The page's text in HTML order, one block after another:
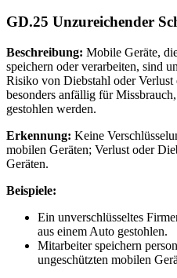
GD.25 Unzureichender
Beschreibung: Mobile Geräte,
speichern oder verarbeiten, sind
Risiko von Diebstahl oder Verlust
besonders anfällig für
gestohlen werden.
Erkennung: Keine
mobilen Geräten; Verlust oder
Geräten.
Beispiele:
Ein unverschlüsseltes
aus einem Auto gestohlen.
Mitarbeiter speichern
ungeschützten mobilen